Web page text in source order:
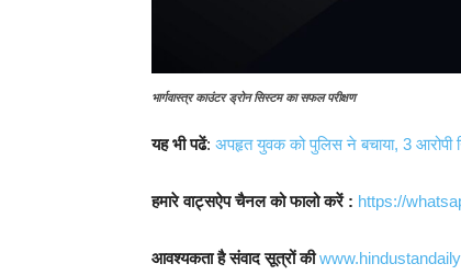
भार्गवास्त्र काउंटर ड्रोन सिस्टम का सफल परीक्षण
यह भी पढें: अपहृत युवक को पुलिस ने बचाया, 3 आरोपी
हमारे वाट्सऐप चैनल को फालो करें : https://
आवश्यकता है संवाद सूत्रों की